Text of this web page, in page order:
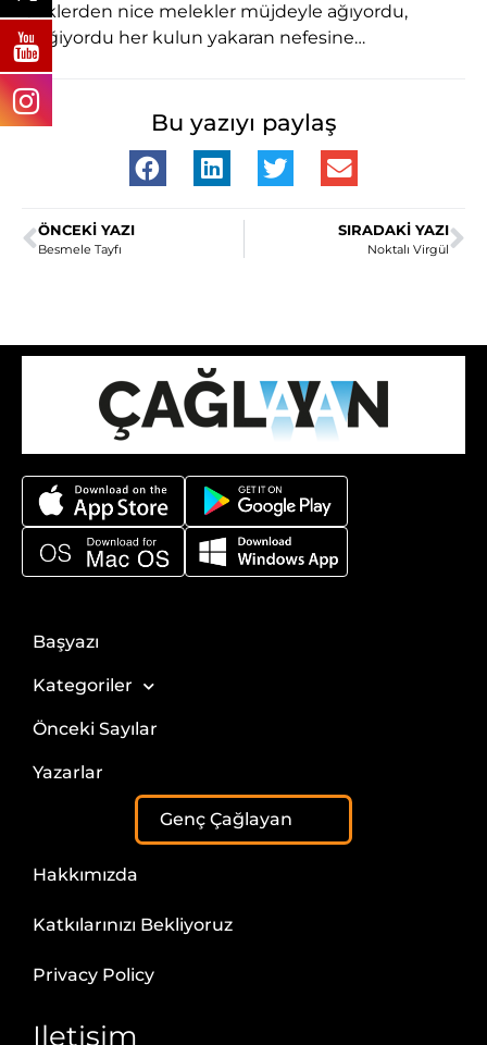
Göklerden nice melekler müjdeyle ağıyordu,
Değiyordu her kulun yakaran nefesine…
Bu yazıyı paylaş
ÖNCEKI YAZI
Besmele Tayfı
SIRADAKI YAZI
Noktalı Virgül
Başyazı
Kategoriler
Önceki Sayılar
Yazarlar
Genç Çağlayan
Hakkımızda
Katkılarınızı Bekliyoruz
Privacy Policy
Iletisim